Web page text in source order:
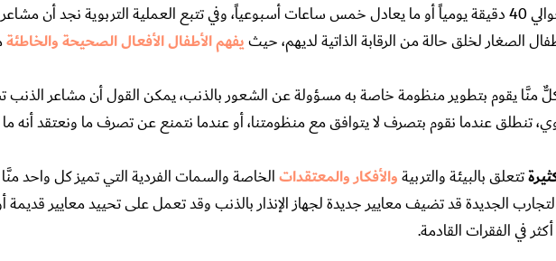
بالمتوسط يشعر الإنسان الطبيعي بالذنب حوالي 40 دقيقة يومياً أو ما يعادل خمس ساعات أسبوعياً، وفي تتبع العملية التربوية نجد
الصغار لخلق حالة من الرقابة الذاتية لديهم، حيثيفهم الأطفال الأفعال الصحيحة والخاطئة
وكلٌّ منَّا يقوم بتطوير منظومة خاصة به مسؤولة عن الشعور بالذنب، يمكن القول أن مشاعر الذنب
تنطلق عندما نقوم بتصرف لا يتوافق مع منظومتنا، أو عندما نتمنع عن تصرف ما ونعتقد أنه
تتعلق بالبيئة والتربيةوالأفكار والمعتقداتالخاصة والسمات الفردية التي تميز كل واحد
الجديدة قد تضيف معايير جديدة لجهاز الإنذار بالذنب وقد تعمل على تحييد معايير
في الفقرات القادمة.